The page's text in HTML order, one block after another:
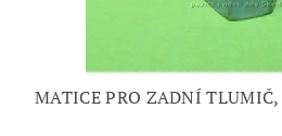
MATICE PRO ZADNÍ